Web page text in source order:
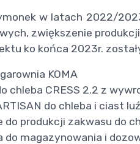
w latach 2022/
zwiększenie
ko końca 2023r.
KOMA
chleba CRESS 2.2 z
do chleba i ciast
do produkcji zakwasu do
do magazynowania i